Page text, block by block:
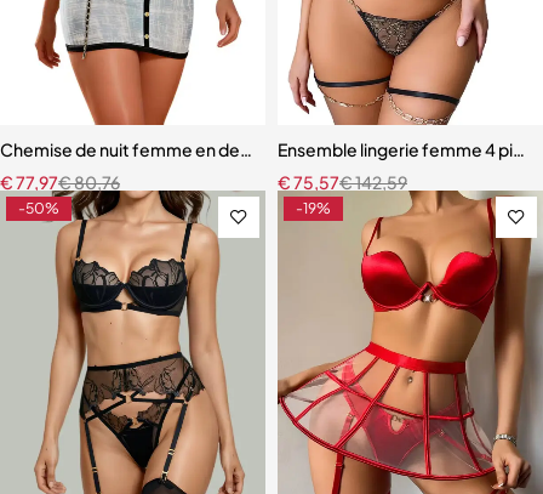
Chemise de nuit femme en dentelle bleue – Babydoll avec
€80,76
€77,97
Ensemble lingerie femme 4
€142,59
€75,57
-50% -19%